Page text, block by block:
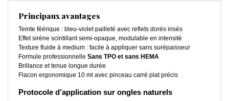
Principaux avantages
Teinte féérique : bleu-violet pailleté avec reflets dorés irisés
Effet sirène scintillant semi-opaque, modulable en intensité
Texture fluide à medium : facile à appliquer sans surépaisseur
Formule professionnelle Sans TPO et sans HEMA
Brillance et tenue longue durée
Flacon ergonomique 10 ml avec pinceau carré plat précis
Protocole d’application sur ongles naturels